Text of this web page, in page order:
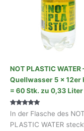
NOT PLASTIC WATER
Quellwasser 5 x 12er
= 60 Stk. zu 0,33 Liter
Bewertet mit
5.00
von 5
In der Flasche des NOT
PLASTIC WATER